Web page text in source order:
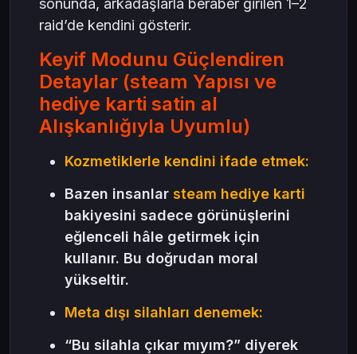
raid’de kendini gösterir.
Keyif Modunu Güçlendiren
Detaylar (steam Yapısı ve
hediye karti satin al
Alışkanlığıyla Uyumlu)
Kozmetiklerle kendini ifade etmek:
Bazen insanlar steam hediye karti
bakiyesini sadece görünüşlerini
eğlenceli hâle getirmek için
kullanır. Bu doğrudan moral
yükseltir.
Meta dışı silahları denemek:
“Bu silahla çıkar mıyım?” diyerek